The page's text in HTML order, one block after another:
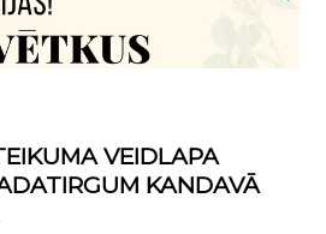
VEIDLAPA
KANDAVĀ